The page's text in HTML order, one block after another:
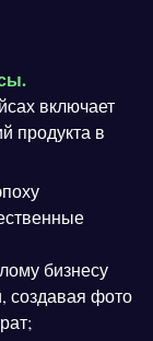
включает
продукта в
бизнесу
создавая фото